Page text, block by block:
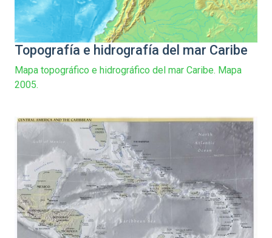
Topografía e hidrografía del mar Caribe
Mapa topográfico e hidrográfico del mar Caribe. Mapa
2005.